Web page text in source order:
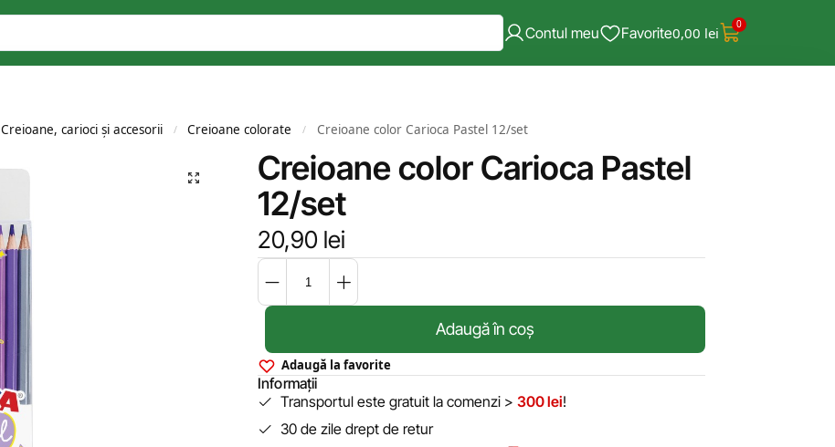
Contul meu Favorite0,00 lei 0
Creioane, carioci și accesorii / Creioane colorate / Creioane color Carioca Pastel 12/set
Creioane color Carioca Pastel
12/set
20,90 lei
Adaugă în coș
Adaugă la favorite
Informații
Transportul este gratuit la comenzi > 300 lei!
30 de zile drept de retur